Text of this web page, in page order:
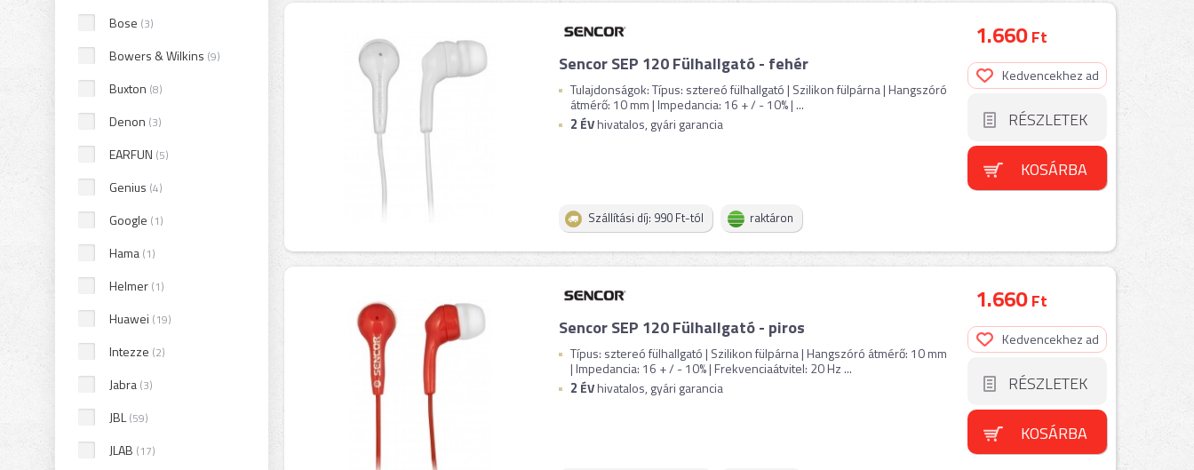
Bose (3)
Bowers & Wilkins (9)
Buxton (8)
Denon (3)
EARFUN (5)
Genius (4)
Google (1)
Hama (1)
Helmer (1)
Huawei (19)
Intezze (2)
Jabra (3)
JBL(59)
JLAB (17)
Sencor SEP 120 Fülhallgató - fehér
Tulajdonságok: Típus: sztereó fülhallgató | Szilikon fülpárna | Hangszóró
átmérő: 10 mm | Impedancia: 16 + / - 10% | ...
2 ÉVhivatalos, gyári garancia
Szállítási díj: 990 Ft-tól raktáron
1.660Ft
Kedvencekhez ad
RÉSZLETEK
KOSÁRBA
Sencor SEP 120 Fülhallgató - piros
Típus: sztereó fülhallgató | Szilikon fülpárna | Hangszóró átmérő: 10 mm
| Impedancia: 16 + / - 10% | Frekvenciaátvitel: 20 Hz ...
2 ÉVhivatalos, gyári garancia
1.660Ft
Kedvencekhez ad
RÉSZLETEK
KOSÁRBA